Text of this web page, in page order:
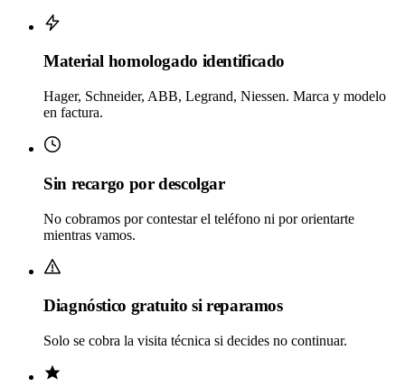
Material homologado identificado
Hager, Schneider, ABB, Legrand, Niessen. Marca y modelo
en factura.
Sin recargo por descolgar
No cobramos por contestar el teléfono ni por orientarte
mientras vamos.
Diagnóstico gratuito si reparamos
Solo se cobra la visita técnica si decides no continuar.